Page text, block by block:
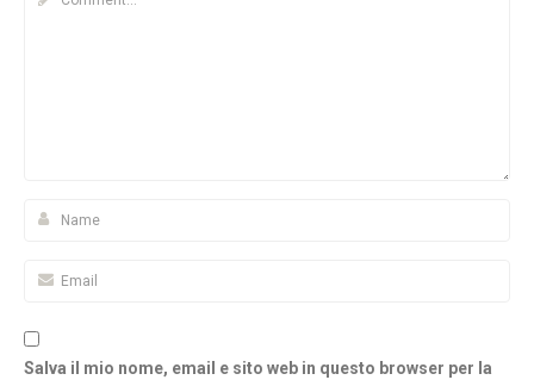
Salva il mio nome, email e sito web in questo browser per la